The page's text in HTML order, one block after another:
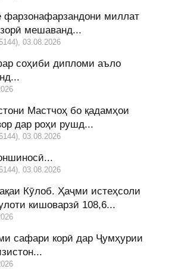
фарзонафарзандони миллат
мешаванд...
03.08.2026
соҳиби дипломи аъло
Мастчоҳ бо қадамҳои
дар роҳи рушд...
03.08.2026
03.08.2026
Кӯлоб. Ҳаҷми истеҳсоли
кишоварзӣ 108,6...
сафари корӣ дар Ҷумҳурии